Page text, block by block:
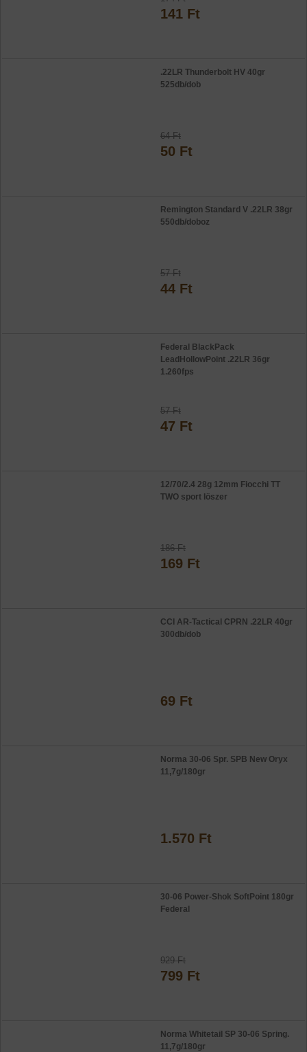
141 Ft
.22LR Thunderbolt HV 40gr
525db/dob
64 Ft
50 Ft
Remington Standard V .22LR 38gr
550db/doboz
57 Ft
44 Ft
Federal BlackPack
LeadHollowPoint .22LR 36gr
1.260fps
57 Ft
47 Ft
12/70/2.4 28g 12mm Fiocchi TT
TWO sport löszer
186 Ft
169 Ft
CCI AR-Tactical CPRN .22LR 40gr
300db/dob
69 Ft
Norma 30-06 Spr. SPB New Oryx
11,7g/180gr
1.570 Ft
30-06 Power-Shok SoftPoint 180gr
Federal
929 Ft
799 Ft
Norma Whitetail SP 30-06 Spring.
11,7g/180gr